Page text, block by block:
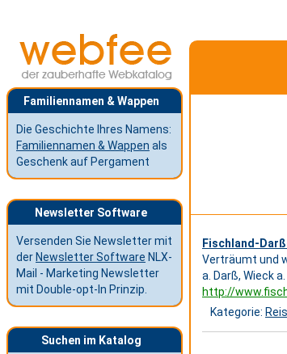
Familiennamen & Wappen
Die Geschichte Ihres Namens:
Familiennamen & Wappen als
Geschenk auf Pergament
Newsletter Software
Versenden Sie Newsletter mit
der Newsletter Software NLX-
Mail - Marketing Newsletter
mit Double-opt-In Prinzip.
Suchen im Katalog
Fischland-
Verträumt und
a. Darß, Wieck
http://
Kategorie: